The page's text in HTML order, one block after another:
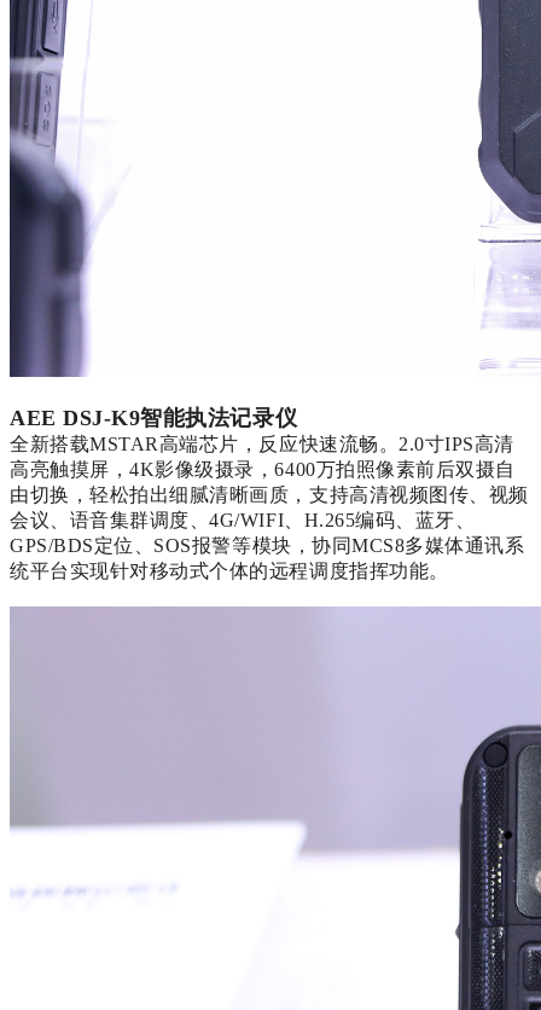
AEE DSJ-K9智能执法记录仪
全新搭载MSTAR高端芯片，反应快速流畅。2.0寸IPS高清
高亮触摸屏，4K影像级摄录，6400万拍照像素前后双摄自
由切换，轻松拍出细腻清晰画质，支持高清视频图传、视频
会议、语音集群调度、4G/WIFI、H.265编码、蓝牙、
GPS/BDS定位、SOS报警等模块，协同MCS8多媒体通讯系
统平台实现针对移动式个体的远程调度指挥功能。